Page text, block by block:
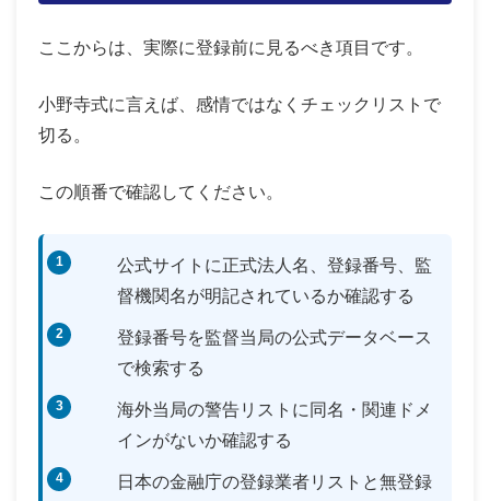
ここからは、実際に登録前に見るべき項目です。
小野寺式に言えば、感情ではなくチェックリストで
切る。
この順番で確認してください。
公式サイトに正式法人名、登録番号、監
督機関名が明記されているか確認する
登録番号を監督当局の公式データベース
で検索する
海外当局の警告リストに同名・関連ドメ
インがないか確認する
日本の金融庁の登録業者リストと無登録